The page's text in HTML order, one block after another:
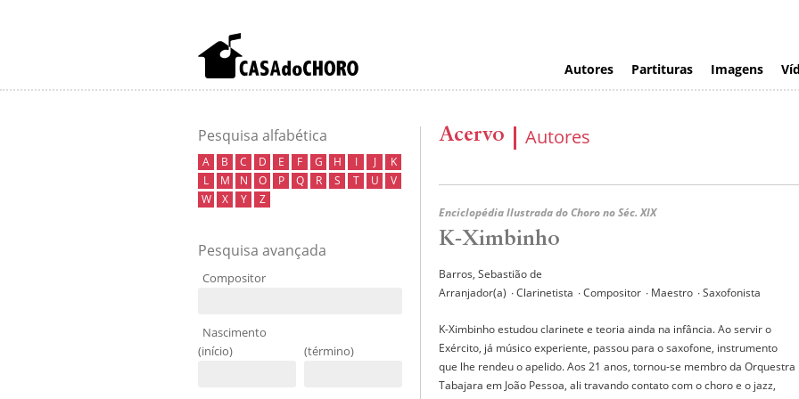
Autores Partituras Imagens
Pesquisa alfabética
A B C D E F G H I J
K
L
M N O P Q R S T U
V
W
X Y Z
Pesquisa avançada
Compositor
Nascimento
(início)
(término)
Acervo Autores
Enciclopédia Ilustrada do Choro no Séc. XIX
K-Ximbinho
Barros, Sebastião de
Arranjador(a) ∙ Clarinetista ∙ Compositor ∙ Maestro ∙ Saxofonista
K-Ximbinho estudou clarinete e teoria ainda na infância. Ao servir o
Exército, já músico experiente, passou para o saxofone, instrumento
que lhe rendeu o apelido. Aos 21 anos, tornou-se membro da Orquestra
Tabajara em João Pessoa, ali travando contato com o choro e o jazz,